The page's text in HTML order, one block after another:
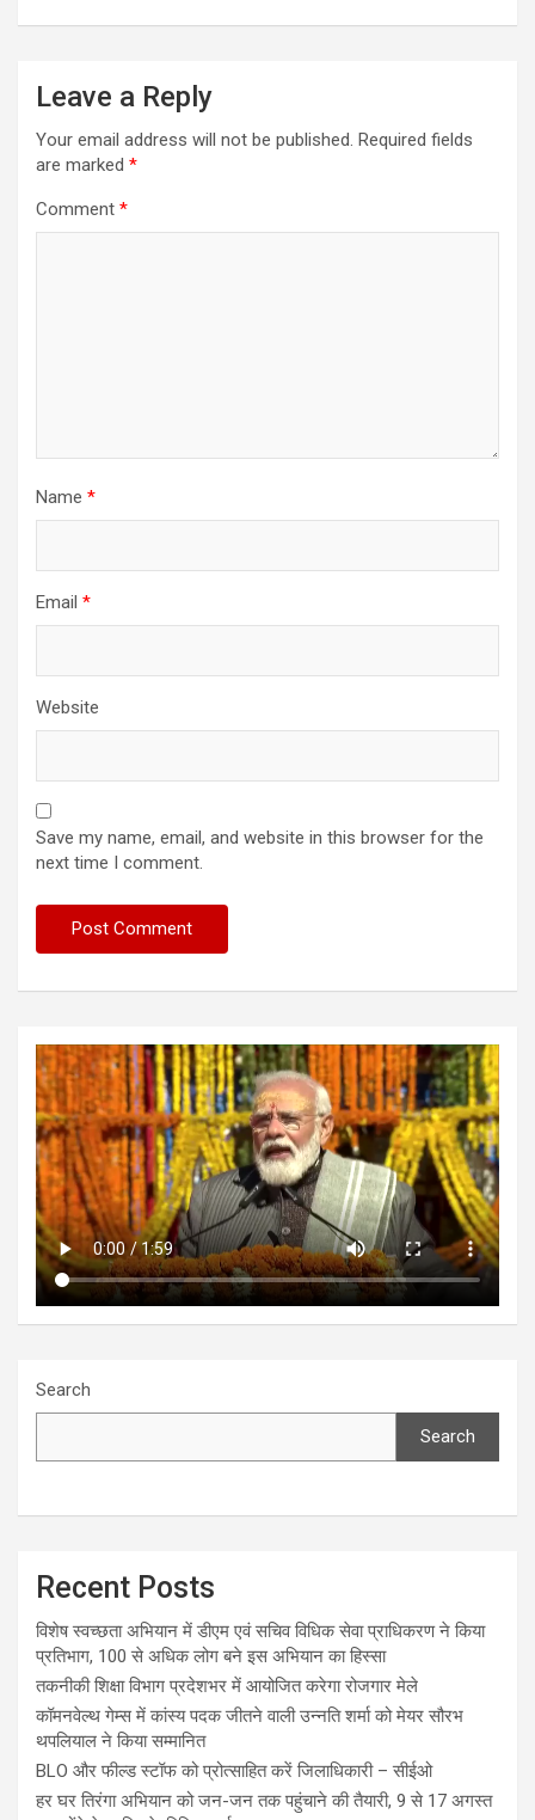
Leave a Reply
Your email address will not be published. Required fields
are marked *
Comment *
Name *
Email *
Website
Save my name, email, and website in this browser for the
next time I comment.
Search
Search
Recent Posts
विशेष स्वच्छता अभियान में डीएम एवं सचिव विधिक सेवा प्राधिकरण ने किया
प्रतिभाग, 100 से अधिक लोग बने इस अभियान का हिस्सा
तकनीकी शिक्षा विभाग प्रदेशभर में आयोजित करेगा रोजगार मेले
कॉमनवेल्थ गेम्स में कांस्य पदक जीतने वाली उन्नति शर्मा को मेयर सौरभ
थपलियाल ने किया सम्मानित
BLO और फील्ड स्टॉफ को प्रोत्साहित करें जिलाधिकारी – सीईओ
हर घर तिरंगा अभियान को जन-जन तक पहुंचाने की तैयारी, 9 से 17 अगस्त